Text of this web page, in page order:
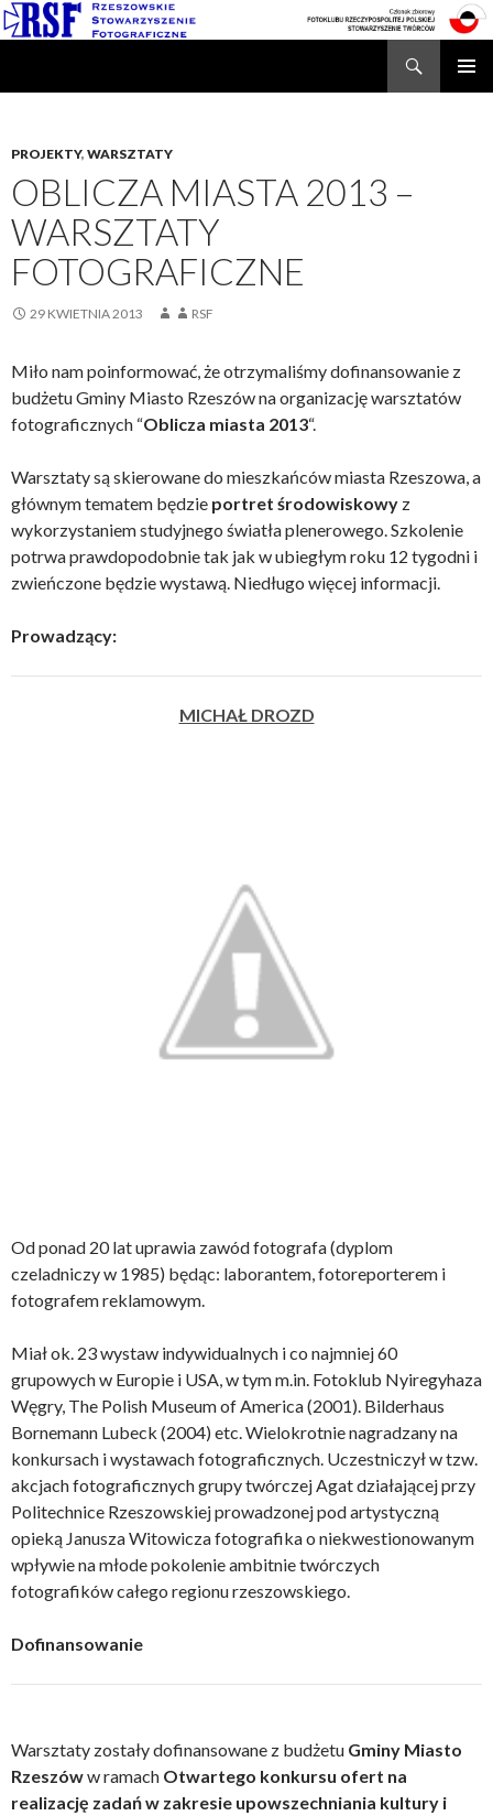
PROJEKTY, WARSZTATY
OBLICZA MIASTA 2013 –
WARSZTATY
FOTOGRAFICZNE
29 KWIETNIA 2013 RSF
Miło nam poinformować, że otrzymaliśmy dofinansowanie z
budżetu Gminy Miasto Rzeszów na organizację warsztatów
fotograficznych “Oblicza miasta 2013“.
Warsztaty są skierowane do mieszkańców miasta Rzeszowa, a
głównym tematem będzie portret środowiskowy z
wykorzystaniem studyjnego światła plenerowego. Szkolenie
potrwa prawdopodobnie tak jak w ubiegłym roku 12 tygodni i
zwieńczone będzie wystawą. Niedługo więcej informacji.
Prowadzący:
MICHAŁ DROZD
Od ponad 20 lat uprawia zawód fotografa (dyplom
czeladniczy w 1985) będąc: laborantem, fotoreporterem i
fotografem reklamowym.
Miał ok. 23 wystaw indywidualnych i co najmniej 60
grupowych w Europie i USA, w tym m.in. Fotoklub Nyiregyhaza
Węgry, The Polish Museum of America (2001). Bilderhaus
Bornemann Lubeck (2004) etc. Wielokrotnie nagradzany na
konkursach i wystawach fotograficznych. Uczestniczył w tzw.
akcjach fotograficznych grupy twórczej Agat działającej przy
Politechnice Rzeszowskiej prowadzonej pod artystyczną
opieką Janusza Witowicza fotografika o niekwestionowanym
wpływie na młode pokolenie ambitnie twórczych
fotografików całego regionu rzeszowskiego.
Dofinansowanie
Warsztaty zostały dofinansowane z budżetu Gminy Miasto
Rzeszóww ramach Otwartego konkursu ofert na
realizację zadań w zakresie upowszechniania kultury i